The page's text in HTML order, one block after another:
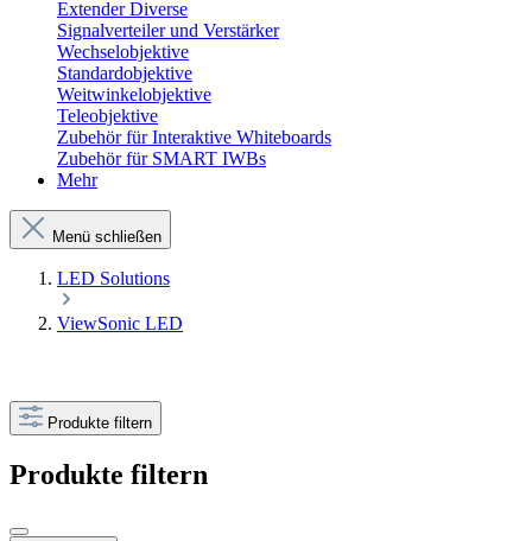
Extender Diverse
Signalverteiler und Verstärker
Wechselobjektive
Standardobjektive
Weitwinkelobjektive
Teleobjektive
Zubehör für Interaktive Whiteboards
Zubehör für SMART IWBs
Mehr
Menü schließen
LED Solutions
ViewSonic LED
Produkte filtern
Produkte filtern